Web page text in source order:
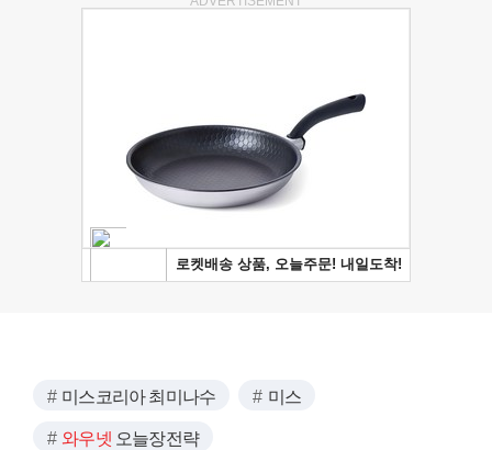
미스코리아 최미나수 미스
와우넷 오늘장전략